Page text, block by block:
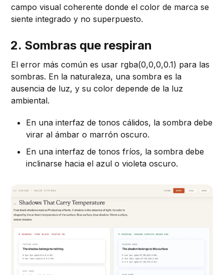
campo visual coherente donde el color de marca se
siente integrado y no superpuesto.
2. Sombras que respiran
El error más común es usar rgba(0,0,0,0.1) para las
sombras. En la naturaleza, una sombra es la
ausencia de luz, y su color depende de la luz
ambiental.
En una interfaz de tonos cálidos, la sombra debe
virar al ámbar o marrón oscuro.
En una interfaz de tonos fríos, la sombra debe
inclinarse hacia el azul o violeta oscuro.